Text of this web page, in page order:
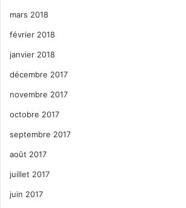
mars 2018
février 2018
janvier 2018
décembre 2017
novembre 2017
octobre 2017
septembre 2017
août 2017
juillet 2017
juin 2017